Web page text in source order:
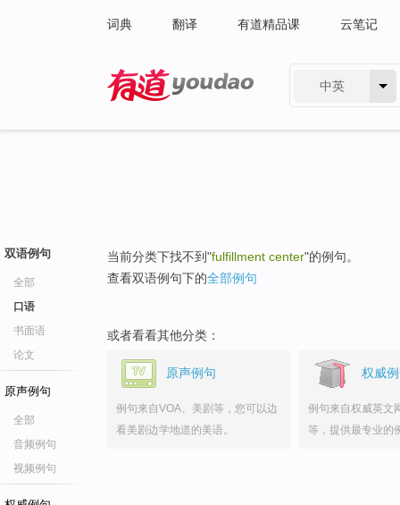
词典 翻译 有道精品课 云笔记
中英
双语例句
全部
口语
书面语
论文
原声例句
全部
音频例句
视频例句
当前分类下找不到"fulfillment center"的例句。
查看双语例句下的全部例句
或者看看其他分类：
原声例句
例句来自VOA、美剧等，您可以边
看美剧边学地道的美语。
权威
例句来自权威英文
等，提供最专业的